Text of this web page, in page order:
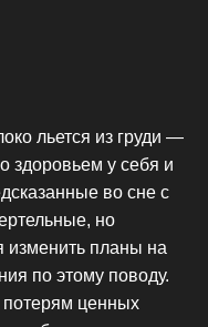
льется из груди —
здоровьем у себя и
во сне с
но
изменить планы на
по этому поводу.
потерям ценных